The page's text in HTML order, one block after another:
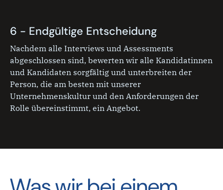
6 - Endgültige Entscheidung
Nachdem alle Interviews und Assessments
abgeschlossen sind, bewerten wir alle Kandidatinnen
und Kandidaten sorgfältig und unterbreiten der
Person, die am besten mit unserer
Unternehmenskultur und den Anforderungen der
Rolle übereinstimmt, ein Angebot.